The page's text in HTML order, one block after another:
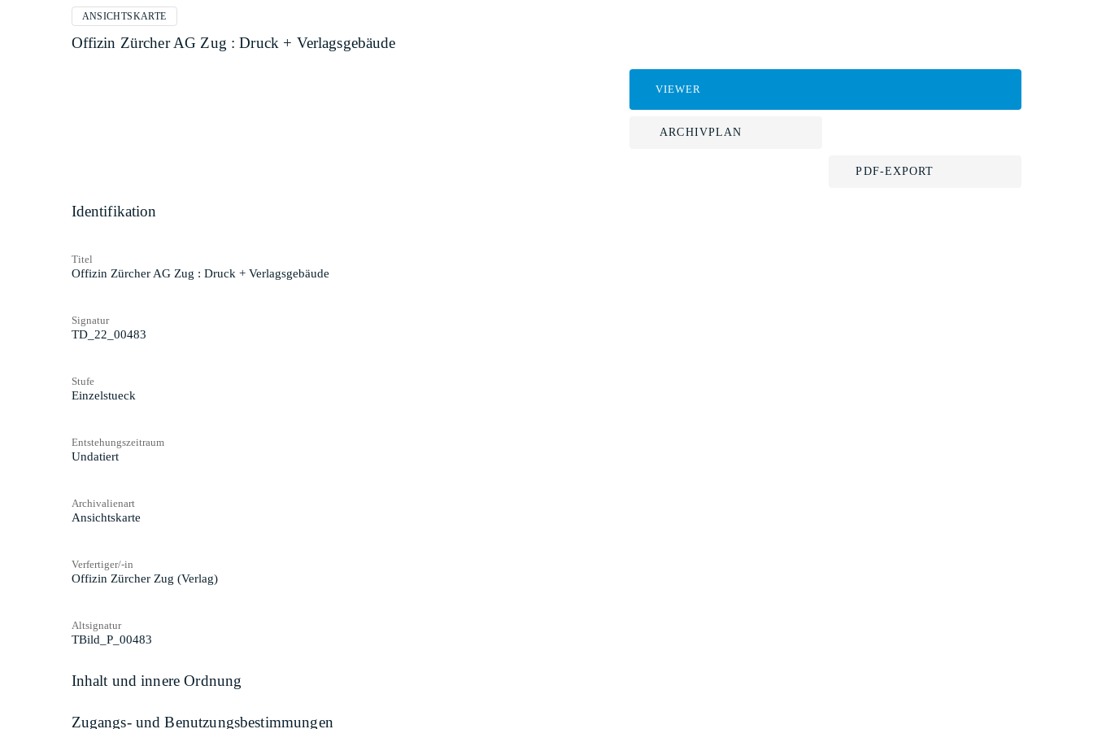
ANSICHTSKARTE
Offizin Zürcher AG Zug : Druck + Verlagsgebäude
VIEWER
ARCHIVPLAN
PDF-EXPORT
Identifikation
Titel
Offizin Zürcher AG Zug : Druck + Verlagsgebäude
Signatur
TD_22_00483
Stufe
Einzelstueck
Entstehungszeitraum
Undatiert
Archivalienart
Ansichtskarte
Verfertiger/-in
Offizin Zürcher Zug (Verlag)
Altsignatur
TBild_P_00483
Inhalt und innere Ordnung
Zugangs- und Benutzungsbestimmungen